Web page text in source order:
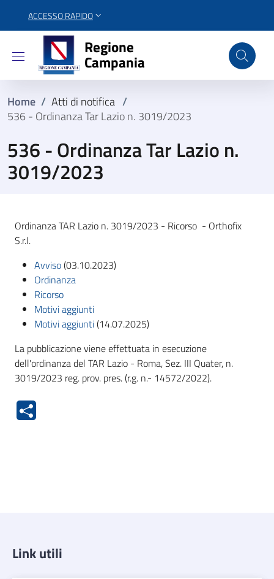
ACCESSO RAPIDO
Regione Campania
Regione
Campania
Home / Atti di notifica /
536 - Ordinanza Tar Lazio n. 3019/2023
536 - Ordinanza Tar Lazio n.
3019/2023
Ordinanza TAR Lazio n. 3019/2023 - Ricorso - Orthofix
S.r.l.
Avviso(03.10.2023)
Ordinanza
Ricorso
Motivi aggiunti
Motivi aggiunti(14.07.2025)
La pubblicazione viene effettuata in esecuzione
dell'ordinanza del TAR Lazio - Roma, Sez. III Quater, n.
3019/2023 reg. prov. pres. (r.g. n.- 14572/2022).
Link utili